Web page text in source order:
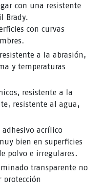
con una resistente
Brady.
con curvas
a la abrasión,
y temperaturas
resistente a la
resistente al agua,
acrílico
bien en superficies
polvo e irregulares.
transparente no